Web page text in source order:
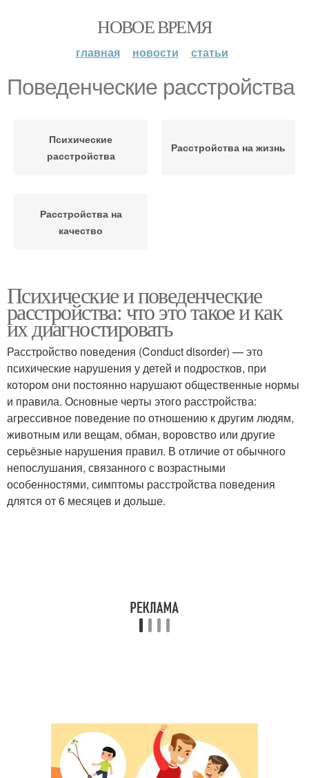
НОВОЕ ВРЕМЯ
главная новости статьи
Поведенческие расстройства
Психические
расстройства
Расстройства на жизнь
Расстройства на
качество
Психические и поведенческие
расстройства: что это такое и как
их диагностировать
Расстройство поведения (Conduct disorder) — это
психические нарушения у детей и подростков, при
котором они постоянно нарушают общественные нормы
и правила. Основные черты этого расстройства:
агрессивное поведение по отношению к другим людям,
животным или вещам, обман, воровство или другие
серьёзные нарушения правил. В отличие от обычного
непослушания, связанного с возрастными
особенностями, симптомы расстройства поведения
длятся от 6 месяцев и дольше.